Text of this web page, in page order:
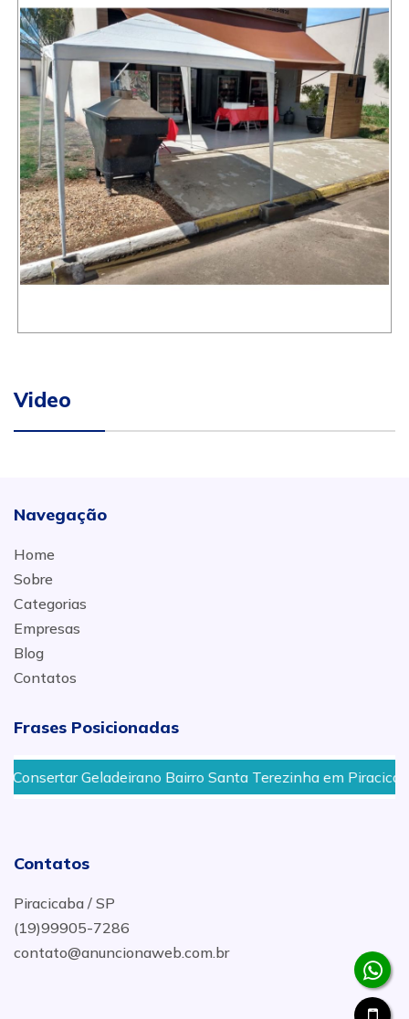
Video
Navegação
Home
Sobre
Categorias
Empresas
Blog
Contatos
Frases Posicionadas
Geladeirano Bairro Santa Terezinha em Piracicaba
Contatos
Piracicaba / SP
(19)99905-7286
contato@anuncionaweb.com.br